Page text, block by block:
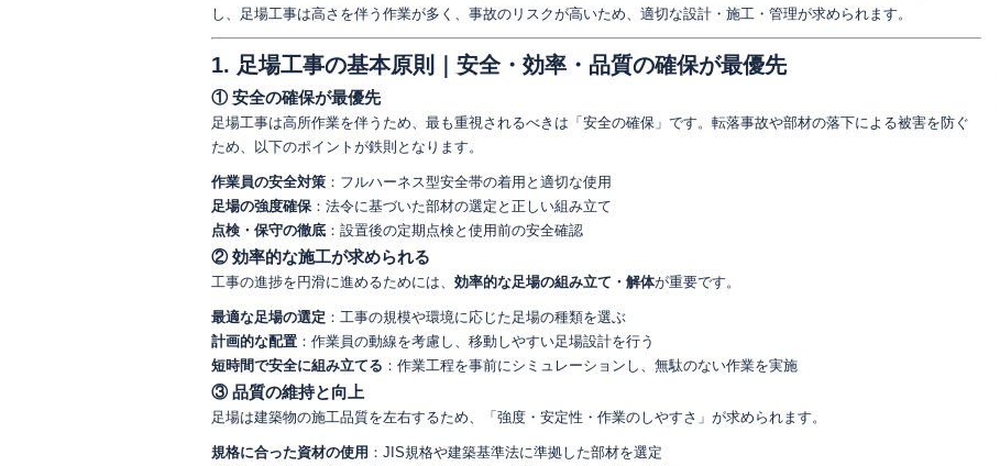
し、足場工事は高さを伴う作業が多く、事故のリスクが高いため、適切な設計・施工・管理が求められます。
1. 足場工事の基本原則｜安全・効率・品質の確保が最優先
① 安全の確保が最優先
足場工事は高所作業を伴うため、最も重視されるべきは「安全の確保」です。転落事故や部材の落下による被害を防ぐ
ため、以下のポイントが鉄則となります。
作業員の安全対策 ：フルハーネス型安全帯の着用と適切な使用
足場の強度確保 ：法令に基づいた部材の選定と正しい組み立て
点検・保守の徹底 ：設置後の定期点検と使用前の安全確認
② 効率的な施工が求められる
工事の進捗を円滑に進めるためには、 効率的な足場の組み立て・解体が重要です。
最適な足場の選定 ：工事の規模や環境に応じた足場の種類を選ぶ
計画的な配置 ：作業員の動線を考慮し、移動しやすい足場設計を行う
短時間で安全に組み立てる ：作業工程を事前にシミュレーションし、無駄のない作業を実施
③ 品質の維持と向上
足場は建築物の施工品質を左右するため、「強度・安定性・作業のしやすさ」が求められます。
規格に合った資材の使用 ：JIS規格や建築基準法に準拠した部材を選定